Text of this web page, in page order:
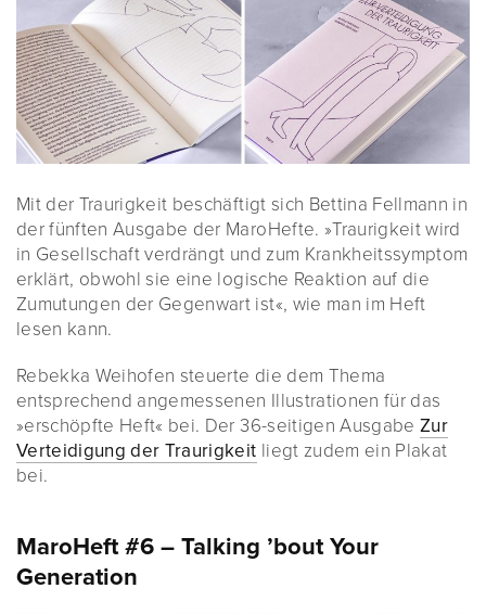
Mit der Traurigkeit beschäftigt sich Bettina Fellmann in
der fünften Ausgabe der MaroHefte. »Traurigkeit wird
in Gesellschaft verdrängt und zum Krankheitssymptom
erklärt, obwohl sie eine logische Reaktion auf die
Zumutungen der Gegenwart ist«, wie man im Heft
lesen kann.
Rebekka Weihofen steuerte die dem Thema
entsprechend angemessenen Illustrationen für das
»erschöpfte Heft« bei. Der 36-seitigen Ausgabe Zur
Verteidigung der Traurigkeit liegt zudem ein Plakat
bei.
MaroHeft #6 – Talking ’bout Your
Generation